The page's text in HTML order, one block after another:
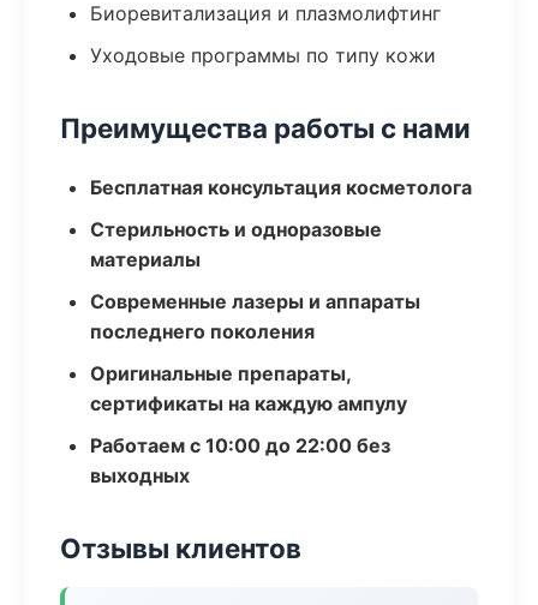
Биоревитализация и плазмолифтинг
Уходовые программы по типу кожи
Преимущества работы с нами
Бесплатная консультация косметолога
Стерильность и одноразовые
материалы
Современные лазеры и аппараты
последнего поколения
Оригинальные препараты,
сертификаты на каждую ампулу
Работаем с 10:00 до 22:00 без
выходных
Отзывы клиентов